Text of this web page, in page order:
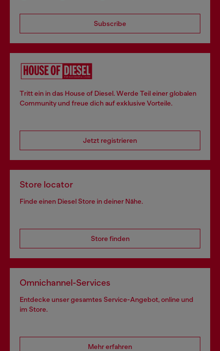
Subscribe
Tritt ein in das House of Diesel. Werde Teil einer globalen
Community und freue dich auf exklusive Vorteile.
Jetzt registrieren
Store locator
Finde einen Diesel Store in deiner Nähe.
Store finden
Omnichannel-Services
Entdecke unser gesamtes Service-Angebot, online und
im Store.
Mehr erfahren